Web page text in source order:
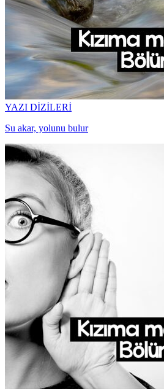
YAZI DİZİLERİ
Su akar, yolunu bulur